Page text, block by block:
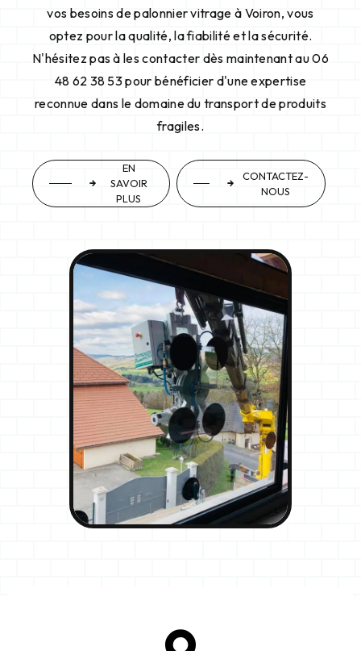
vos besoins de palonnier vitrage à Voiron, vous
optez pour la qualité, la fiabilité et la sécurité.
N'hésitez pas à les contacter dès maintenant au 06
48 62 38 53 pour bénéficier d'une expertise
reconnue dans le domaine du transport de produits
fragiles.
EN
SAVOIR
PLUS
CONTACTEZ-
NOUS